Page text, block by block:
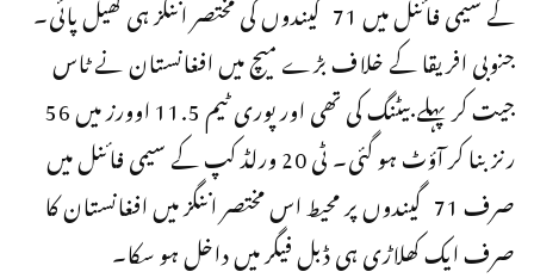
کے سیمی فائنل میں 71 گیندوں کی مختصر اننگز ہی کھیل پائی۔
جنوبی افریقا کے خلاف بڑے میچ میں افغانستان نے ٹاس
جیت کر پہلے بیٹنگ کی تھی اور پوری ٹیم 11.5 اوورز میں 56
رنز بنا کر آؤٹ ہو گئی۔ ٹی 20 ورلڈ کپ کے سیمی فائنل میں
صرف 71 گیندوں پر محیط اس مختصر اننگز میں افغانستان کا
صرف ایک کھلاڑی ہی ڈبل فیگر میں داخل ہو سکا۔